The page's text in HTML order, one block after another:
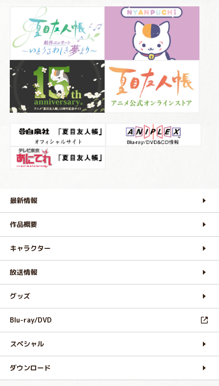
最新情報
作品概要
キャラクター
放送情報
グッズ
Blu-ray/DVD
スペシャル
ダウンロード